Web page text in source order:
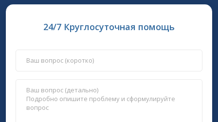
24/7 Круглосуточная помощь